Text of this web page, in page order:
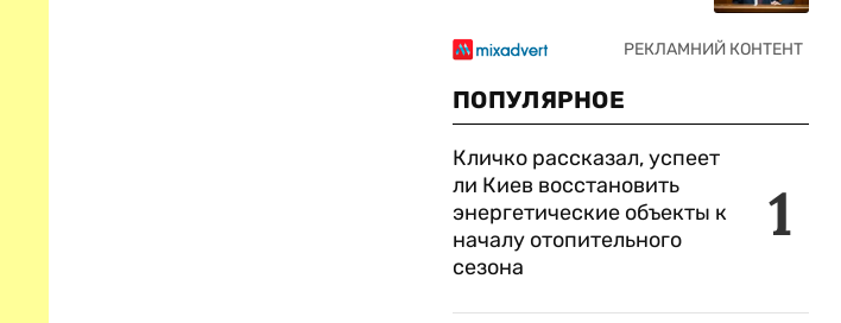
ПОПУЛЯРНОЕ
1
Кличко рассказал, успеет
ли Киев восстановить
энергетические объекты к
началу отопительного
сезона